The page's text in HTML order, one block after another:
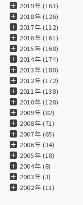
★★★★★
2024.09.24
縦400×横500、テト
豊富なカラーバリエ
全国のお祭りに一層
★★★★★
2024.07.29
★★★★★
2024.07.29
★★★★★
2019年 (163)
2018年 (126)
2017年 (112)
2016年 (161)
2015年 (168)
2014年 (174)
2013年 (188)
2012年 (172)
2011年 (138)
2010年 (128)
2009年 (82)
2008年 (71)
2007年 (65)
2006年 (34)
2005年 (18)
2004年 (8)
2003年 (3)
2002年 (11)